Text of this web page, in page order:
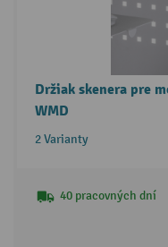
Držiak skenera pre
WMD
2 Varianty
40 pracovných dní